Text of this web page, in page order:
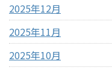
2025年12月
2025年11月
2025年10月